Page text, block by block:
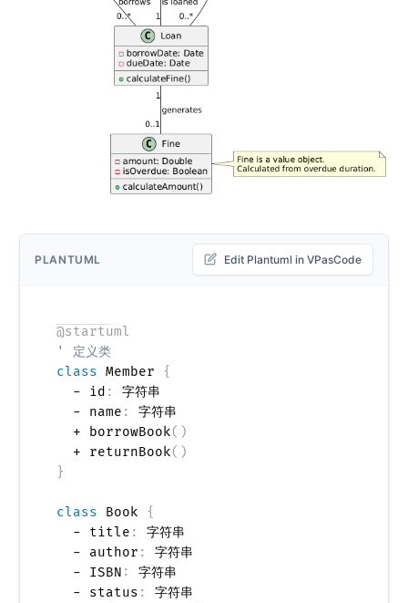
PLANTUML Edit Plantuml in VPasCode
@startuml
' 定义类
class Member {
  - id
:
字符串
  - name
:
字符串
  + borrowBook
( )
  + returnBook
( )
}
class Book {
  - title
:
字符串
  - author
:
字符串
  - ISBN
:
字符串
  - status
:
字符串